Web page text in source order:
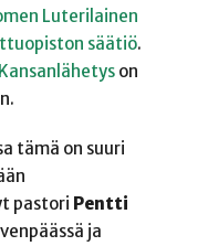
Luterilainen
säätiö.
on
tämä on suuri
pastori Pentti
ja